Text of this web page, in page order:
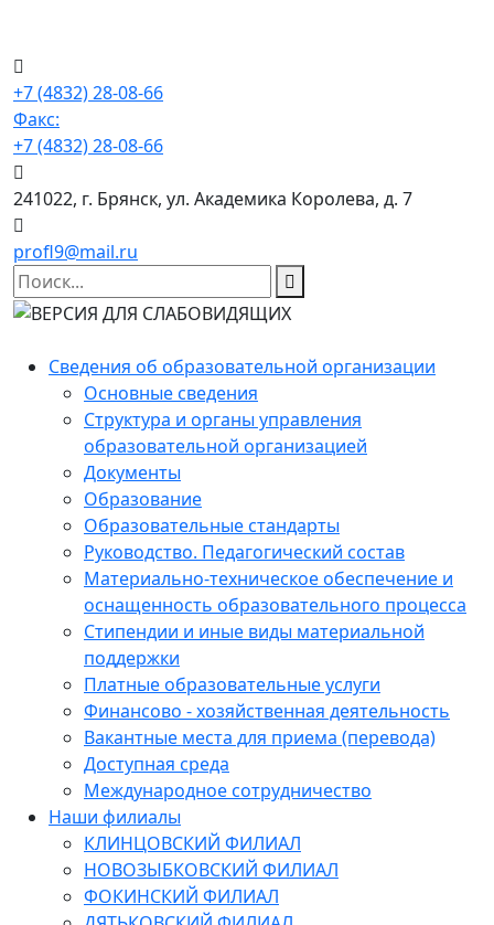
+7 (4832) 28-08-66
Факс:
+7 (4832) 28-08-66
241022, г. Брянск, ул. Академика Королева, д. 7
profl9@mail.ru
Сведения об образовательной организации
Основные сведения
Структура и органы управления
образовательной организацией
Документы
Образование
Образовательные стандарты
Руководство. Педагогический состав
Материально-техническое обеспечение и
оснащенность образовательного процесса
Стипендии и иные виды материальной
поддержки
Платные образовательные услуги
Финансово - хозяйственная деятельность
Вакантные места для приема (перевода)
Доступная среда
Международное сотрудничество
Наши филиалы
КЛИНЦОВСКИЙ ФИЛИАЛ
НОВОЗЫБКОВСКИЙ ФИЛИАЛ
ФОКИНСКИЙ ФИЛИАЛ